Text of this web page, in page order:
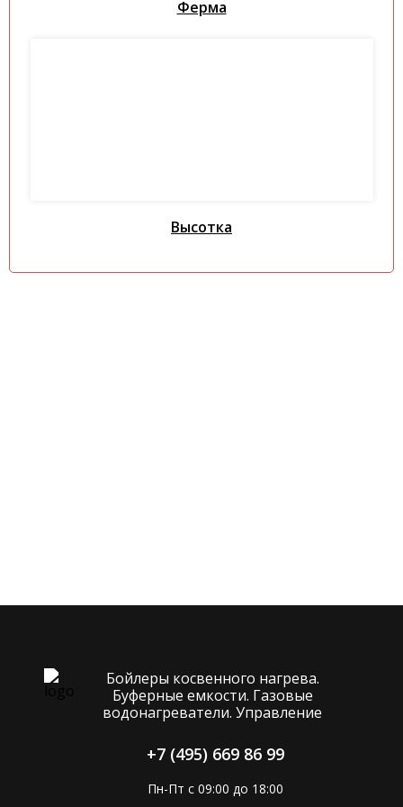
Ферма
Высотка
Бойлеры косвенного нагрева.
Буферные емкости. Газовые
водонагреватели. Управление
+7 (495) 669 86 99
Пн-Пт с 09:00 до 18:00